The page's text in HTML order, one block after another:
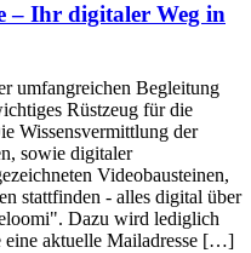
– Ihr digitaler Weg in
umfangreichen Begleitung
Rüstzeug für die
Wissensvermittlung der
sowie digitaler
Videobausteinen,
stattfinden - alles digital über
Dazu wird lediglich
eine aktuelle Mailadresse […]